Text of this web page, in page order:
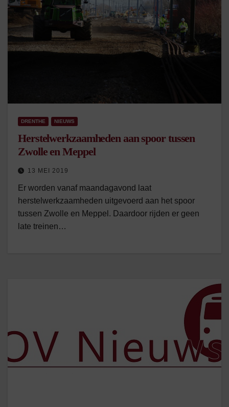
DRENTHE NIEUWS
Herstelwerkzaamheden aan spoor tussen
Zwolle en Meppel
13 MEI 2019
Er worden vanaf maandagavond laat
herstelwerkzaamheden uitgevoerd aan het spoor
tussen Zwolle en Meppel. Daardoor rijden er geen
late treinen…